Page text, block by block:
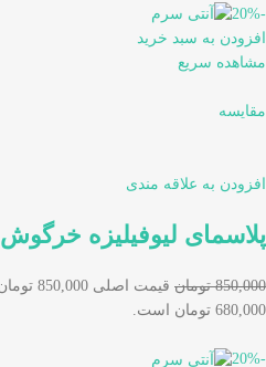
-20%
افزودن به سبد خرید
مشاهده سریع
مقایسه
افزودن به علاقه مندی
پلاسمای لیوفیلیزه خرگوش
850,000 تومان قیمت اصلی 850,000 تومان بود.
680,000 تومان است.
-20%